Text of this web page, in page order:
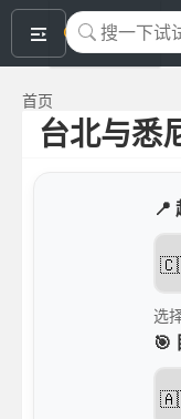
okeyTool
首页
台北与悉
📍
选
🎯